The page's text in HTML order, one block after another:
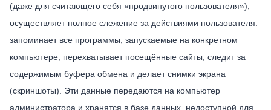
(даже для считающего себя «продвинутого пользователя»),
осуществляет полное слежение за действиями пользователя:
запоминает все программы, запускаемые на конкретном
компьютере, перехватывает посещённые сайты, следит за
содержимым буфера обмена и делает снимки экрана
(скриншоты). Эти данные передаются на компьютер
администратора и хранятся в базе данных, недоступной для